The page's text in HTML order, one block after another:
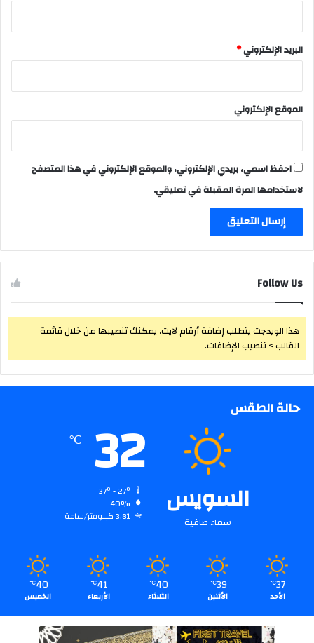
البريد الإلكتروني*
الموقع الإلكتروني
احفظ اسمي، بريدي الإلكتروني، والموقع الإلكتروني في هذا المتصفح
لاستخدامها المرة المقبلة في تعليقي.
Follow Us
هذا الويدجت يتطلب إضافة أرقام لايت، يمكنك تنصيبها من خلال قائمة
القالب > تنصيب الإضافات.
حالة الطقس
السويس
سماء صافية
32
℃
40%
3.81 كيلومتر/ساعة
37
℃
الأحد
39
℃
الأثنين
40
℃
الثلاثاء
41
℃
الأربعاء
40
℃
الخميس